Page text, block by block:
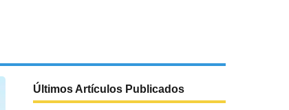
Últimos Artículos Publicados